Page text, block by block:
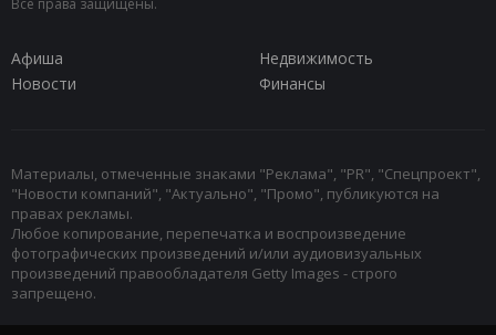
Все права защищены.
Афиша
Недвижимость
Новости
Финансы
Материалы, отмеченные знаками "Реклама", "PR", "Спецпроект",
"Новости компаний", "Актуально", "Промо", публикуются на
правах рекламы.
Любое копирование, перепечатка и воспроизведение
фотографических произведений и/или аудиовизуальных
произведений правообладателя Getty Images - строго
запрещено.